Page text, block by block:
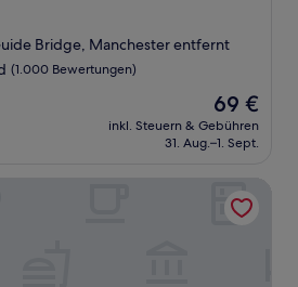
Bridge, Manchester entfernt
(1.000 Bewertungen)
Der
Preis
beträgt
69 €
inkl. Steuern & Gebühren
31. Aug.–1. Sept.